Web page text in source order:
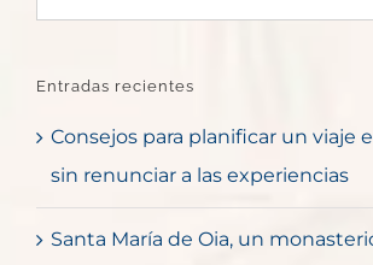
Entradas recientes
Consejos para planificar un viaje
sin renunciar a las experiencias
Santa María de Oia, un